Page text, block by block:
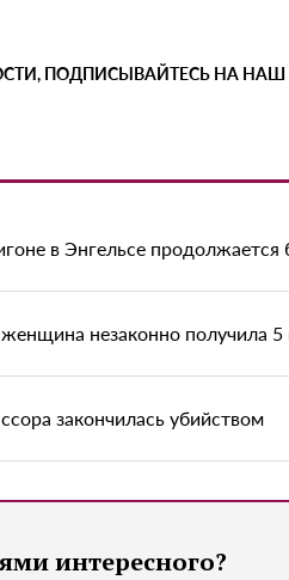
ПОДПИСЫВАЙТЕСЬ НА НАШ
в Энгельсе продолжается
незаконно получила
закончилась убийством
интересного?